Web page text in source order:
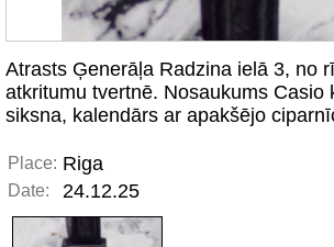
Atrasts Ģenerāļa Radzina ielā 3, no
atkritumu tvertnē. Nosaukums Casio
siksna, kalendārs ar apakšējo
Place: Riga
Date: 24.12.25